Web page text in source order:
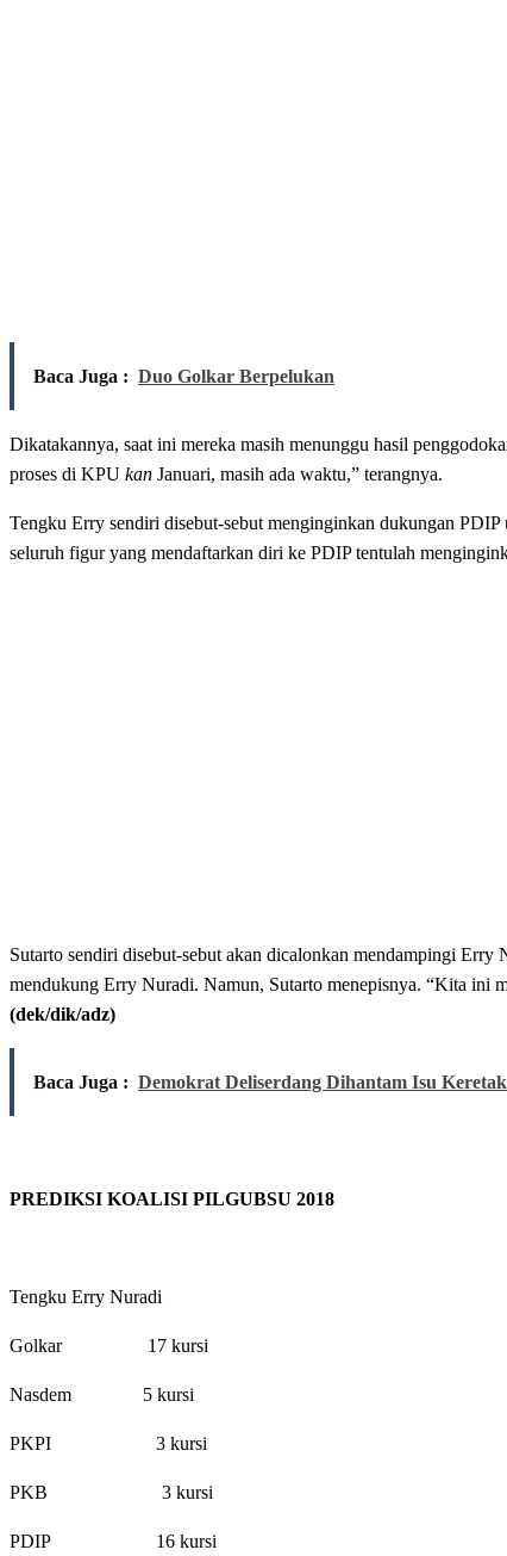
Baca Juga : Duo Golkar Berpelukan
Dikatakannya, saat ini mereka masih menunggu hasil
proses di KPU kan Januari, masih ada waktu,” terangnya.
Tengku Erry sendiri disebut-sebut menginginkan dukungan
seluruh figur yang mendaftarkan diri ke PDIP tentulah
Sutarto sendiri disebut-sebut akan dicalonkan mendampingi
mendukung Erry Nuradi. Namun, Sutarto menepisnya. “Kita ini
(dek/dik/adz)
Baca Juga : Demokrat Deliserdang Dihantam Isu
PREDIKSI KOALISI PILGUBSU 2018
Tengku Erry Nuradi
Golkar 17 kursi
Nasdem 5 kursi
PKPI 3 kursi
PKB 3 kursi
PDIP 16 kursi